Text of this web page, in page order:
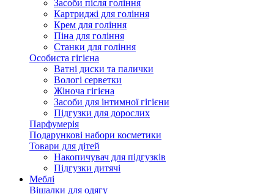
Засоби після гоління
Картриджі для гоління
Крем для гоління
Піна для гоління
Станки для гоління
Особиста гігієна
Ватні диски та палички
Вологі серветки
Жіноча гігієна
Засоби для інтимної гігієни
Підгузки для дорослих
Парфумерія
Подарункові набори косметики
Товари для дітей
Накопичувач для підгузків
Підгузки дитячі
Меблі
Вішалки для одягу